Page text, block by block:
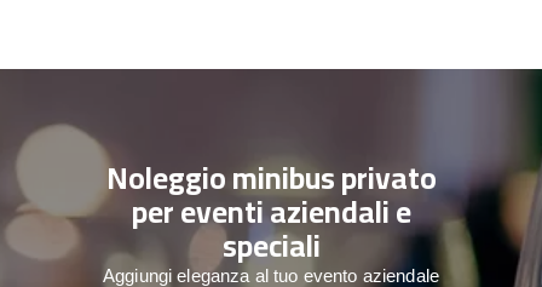
Noleggio minibus privato
per eventi aziendali e
speciali
Aggiungi eleganza al tuo evento aziendale